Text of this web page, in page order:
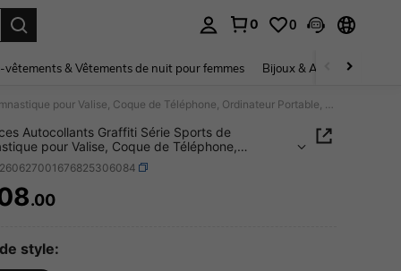
0 0
vêtements & Vêtements de nuit pour femmes Bijoux & Accessoires pour
50 pièces Autocollants Graffiti Série Sports de Gymnastique pour Valise, Coque de Téléphone, Ordinateur Portable, Casque, Skateboard, Autocollants Décoratifs Imperméables DIY Créatifs Fournitures Scolaires
Autocollants Graffiti Série Sports de
pour Valise, Coque de Téléphone,
Portable, Casque, Skateboard, Autocollants
Imperméables DIY Créatifs Fournitures
AND AVAILABILITY
.00
style: